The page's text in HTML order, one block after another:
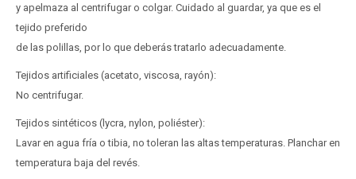
y apelmaza al centrifugar o colgar. Cuidado al guardar, ya que es el
tejido preferido
de las polillas, por lo que deberás tratarlo adecuadamente.
Tejidos artificiales (acetato, viscosa, rayón):
No centrifugar.
Tejidos sintéticos (lycra, nylon, poliéster):
Lavar en agua fría o tibia, no toleran las altas temperaturas. Planchar en
temperatura baja del revés.